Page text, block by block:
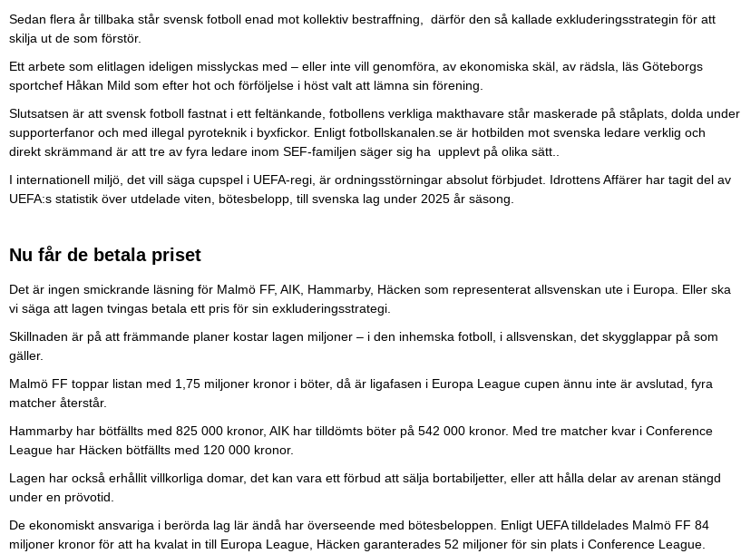
Sedan flera år tillbaka står svensk fotboll enad mot kollektiv bestraffning, därför den så kallade exkluderingsstrategin för att
skilja ut de som förstör.
Ett arbete som elitlagen ideligen misslyckas med – eller inte vill genomföra, av ekonomiska skäl, av rädsla, läs Göteborgs
sportchef Håkan Mild som efter hot och förföljelse i höst valt att lämna sin förening.
Slutsatsen är att svensk fotboll fastnat i ett feltänkande, fotbollens verkliga makthavare står maskerade på ståplats, dolda under
supporterfanor och med illegal pyroteknik i byxfickor. Enligt fotbollskanalen.se är hotbilden mot svenska ledare verklig och
direkt skrämmand är att tre av fyra ledare inom SEF-familjen säger sig ha upplevt på olika sätt..
I internationell miljö, det vill säga cupspel i UEFA-regi, är ordningsstörningar absolut förbjudet. Idrottens Affärer har tagit del av
UEFA:s statistik över utdelade viten, bötesbelopp, till svenska lag under 2025 år säsong.
Nu får de betala priset
Det är ingen smickrande läsning för Malmö FF, AIK, Hammarby, Häcken som representerat allsvenskan ute i Europa. Eller ska
vi säga att lagen tvingas betala ett pris för sin exkluderingsstrategi.
Skillnaden är på att främmande planer kostar lagen miljoner – i den inhemska fotboll, i allsvenskan, det skygglappar på som
gäller.
Malmö FF toppar listan med 1,75 miljoner kronor i böter, då är ligafasen i Europa League cupen ännu inte är avslutad, fyra
matcher återstår.
Hammarby har bötfällts med 825 000 kronor, AIK har tilldömts böter på 542 000 kronor. Med tre matcher kvar i Conference
League har Häcken bötfällts med 120 000 kronor.
Lagen har också erhållit villkorliga domar, det kan vara ett förbud att sälja bortabiljetter, eller att hålla delar av arenan stängd
under en prövotid.
De ekonomiskt ansvariga i berörda lag lär ändå har överseende med bötesbeloppen. Enligt UEFA tilldelades Malmö FF 84
miljoner kronor för att ha kvalat in till Europa League, Häcken garanterades 52 miljoner för sin plats i Conference League.